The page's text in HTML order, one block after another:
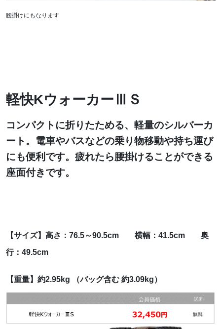
腰掛けにもなります
軽快KウォーカーⅢＳ
コンパクトに折りたためる、軽量のシルバーカ
ート。電車やバスなどの乗り物移動や持ち運び
にも便利です。疲れたら腰掛けることができる
座面付きです。
【サイズ】高さ：76.5～90.5cm 横幅：41.5cm 奥
行：49.5cm
【重量】約2.95kg （バッグ含む 約3.09kg）